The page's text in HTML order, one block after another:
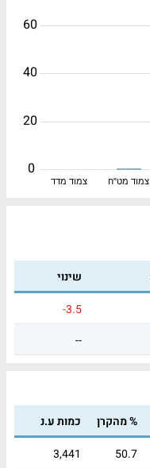
צמוד מדד צמוד מט"ח
0
20
40
60
שינוי
-3.5
--
% מהקרן כמות ע.נ
50.7
3,441